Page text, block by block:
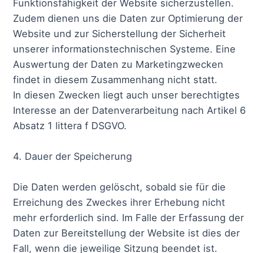
Funktionsfähigkeit der Website sicherzustellen.
Zudem dienen uns die Daten zur Optimierung der
Website und zur Sicherstellung der Sicherheit
unserer informationstechnischen Systeme. Eine
Auswertung der Daten zu Marketingzwecken
findet in diesem Zusammenhang nicht statt.
In diesen Zwecken liegt auch unser berechtigtes
Interesse an der Datenverarbeitung nach Artikel 6
Absatz 1 littera f DSGVO.
4. Dauer der Speicherung
Die Daten werden gelöscht, sobald sie für die
Erreichung des Zweckes ihrer Erhebung nicht
mehr erforderlich sind. Im Falle der Erfassung der
Daten zur Bereitstellung der Website ist dies der
Fall, wenn die jeweilige Sitzung beendet ist.